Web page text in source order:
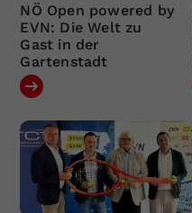
NÖ Open powered by
EVN: Die Welt zu
Gast in der
Gartenstadt